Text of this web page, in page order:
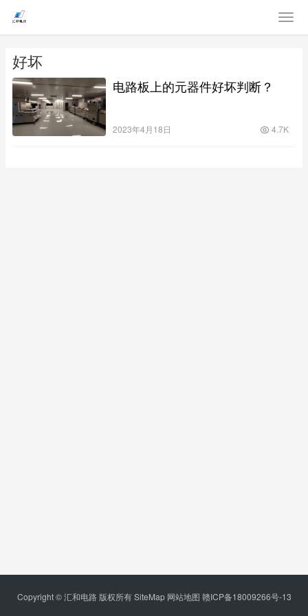
好坏
电路板上的元器件好坏判断？
2023年4月18日 4.7K
Copyright © 汇和电路 版权所有SiteMap 网站地图 赣ICP备18009266号-13